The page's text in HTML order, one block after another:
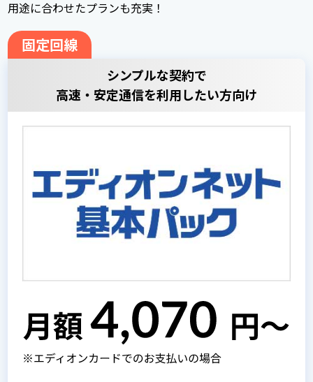
用途に合わせたプランも充実！
固定回線
シンプルな契約で
高速・安定通信を利用したい方向け